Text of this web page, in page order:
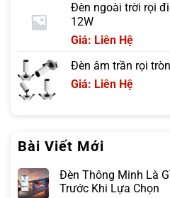
Đèn ngoài trời rọi
12W
Giá: Liên Hệ
Đèn âm trần rọi
Giá: Liên Hệ
Bài Viết Mới
Đèn Thông Minh Là
Trước Khi Lựa Chọn